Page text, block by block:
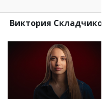
Виктория